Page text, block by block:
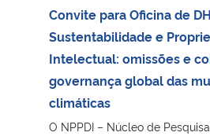
Ministério de Minas e Energia
Ministério da Ciência, Tecnologia, Inovações e
Convite para Oficina de
Sustentabilidade e
Intelectual: omissões e
governança global das
climáticas
O NPPDI – Núcleo de